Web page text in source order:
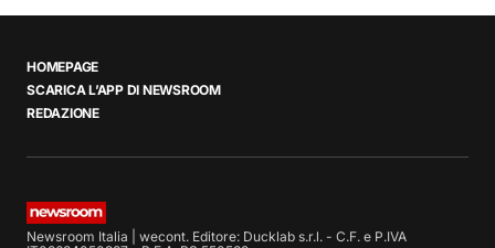
HOMEPAGE
SCARICA L’APP DI NEWSROOM
REDAZIONE
Newsroom Italia | wecont. Editore: Ducklab s.r.l. - C.F. e P.IVA